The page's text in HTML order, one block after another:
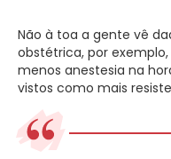
Não à toa a gente vê
obstétrica, por
menos anestesia na
vistos como mais